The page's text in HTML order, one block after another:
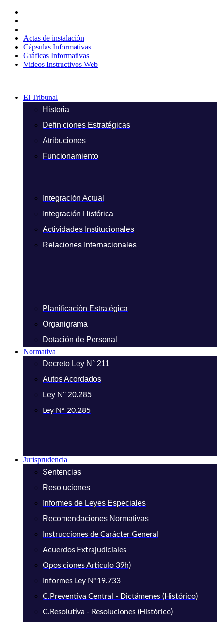
contenido
Actas de instalación
Cápsulas Informativas
Gráficas Informativas
Videos Instructivos Web
El Tribunal
Historia
Definiciones Estratégicas
Atribuciones
Funcionamiento
Integración Actual
Integración Histórica
Actividades Institucionales
Relaciones Internacionales
Planificación Estratégica
Organigrama
Dotación de Personal
Normativa
Decreto Ley N° 211
Autos Acordados
Ley N° 20.285
Ley N° 20.285
Jurisprudencia
Sentencias
Resoluciones
Informes de Leyes Especiales
Recomendaciones Normativas
Instrucciones de Carácter General
Acuerdos Extrajudiciales
Oposiciones Artículo 39h)
Informes Ley N°19.733
C.Preventiva Central - Dictámenes (Histórico)
C.Resolutiva - Resoluciones (Histórico)